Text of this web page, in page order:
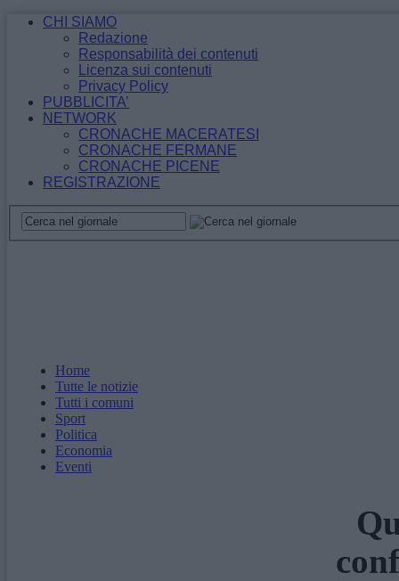
CHI SIAMO
Redazione
Responsabilità dei contenuti
Licenza sui contenuti
Privacy Policy
PUBBLICITA’
NETWORK
CRONACHE MACERATESI
CRONACHE FERMANE
CRONACHE PICENE
REGISTRAZIONE
Home
Tutte le notizie
Tutti i comuni
Sport
Politica
Economia
Eventi